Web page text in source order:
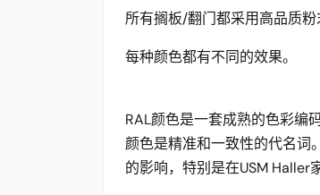
所有搁板/翻门都采用高品质粉
每种颜色都有不同的效果。
RAL颜色是一套成熟的色彩编
颜色是精准和一致性的代名词
的影响，特别是在USM Haller